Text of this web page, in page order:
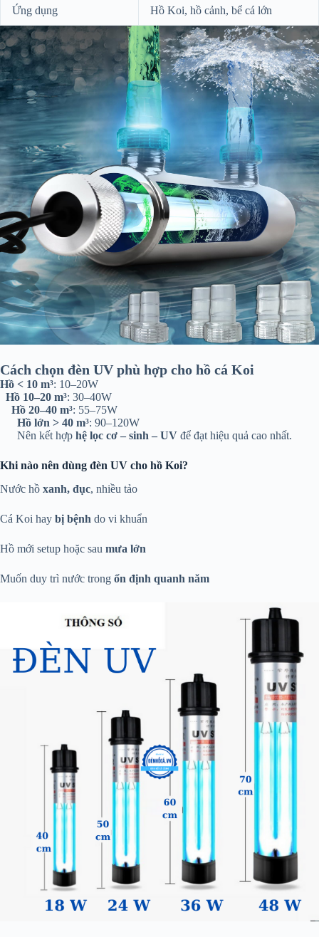
Ứng dụng Hồ Koi, hồ cảnh, bể cá lớn
Cách chọn đèn UV phù hợp cho hồ cá Koi
Hồ < 10 m³: 10–20W
Hồ 10–20 m³: 30–40W
Hồ 20–40 m³: 55–75W
Hồ lớn > 40 m³: 90–120W
Nên kết hợp hệ lọc cơ – sinh – UV để đạt hiệu quả cao nhất.
Khi nào nên dùng đèn UV cho hồ Koi?
Nước hồ xanh, đục, nhiều tảo
Cá Koi hay bị bệnh do vi khuẩn
Hồ mới setup hoặc sau mưa lớn
Muốn duy trì nước trong ổn định quanh năm